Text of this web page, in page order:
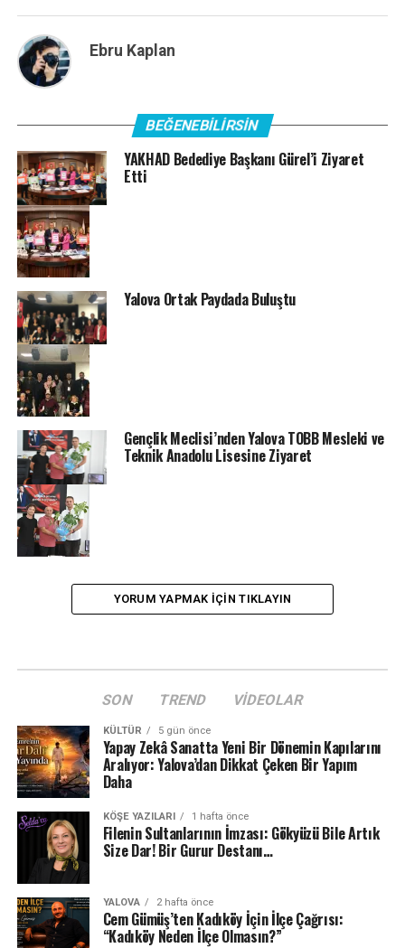
Ebru Kaplan
BEĞENEBILIRSIN
YAKHAD Bedediye Başkanı Gürel’i Ziyaret
Etti
Yalova Ortak Paydada Buluştu
Gençlik Meclisi’nden Yalova TOBB Mesleki ve
Teknik Anadolu Lisesine Ziyaret
YORUM YAPMAK IÇIN TIKLAYIN
SON TREND VIDEOLAR
KÜLTÜR 5 gün önce
Yapay Zekâ Sanatta Yeni Bir Dönemin Kapılarını
Aralıyor: Yalova’dan Dikkat Çeken Bir Yapım
Daha
KÖŞE YAZILARI 1 hafta önce
Filenin Sultanlarının İmzası: Gökyüzü Bile Artık
Size Dar! Bir Gurur Destanı…
YALOVA 2 hafta önce
Cem Gümüş’ten Kadıköy İçin İlçe Çağrısı:
“Kadıköy Neden İlçe Olmasın?”